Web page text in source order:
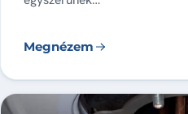
Megnézem